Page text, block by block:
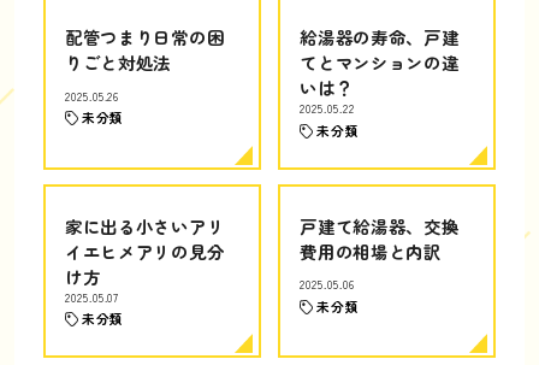
配管つまり日常の困
りごと対処法
2025.05.26
未分類
給湯器の寿命、戸建
てとマンションの違
いは？
2025.05.22
未分類
家に出る小さいアリ
イエヒメアリの見分
け方
2025.05.07
未分類
戸建て給湯器、交換
費用の相場と内訳
2025.05.06
未分類